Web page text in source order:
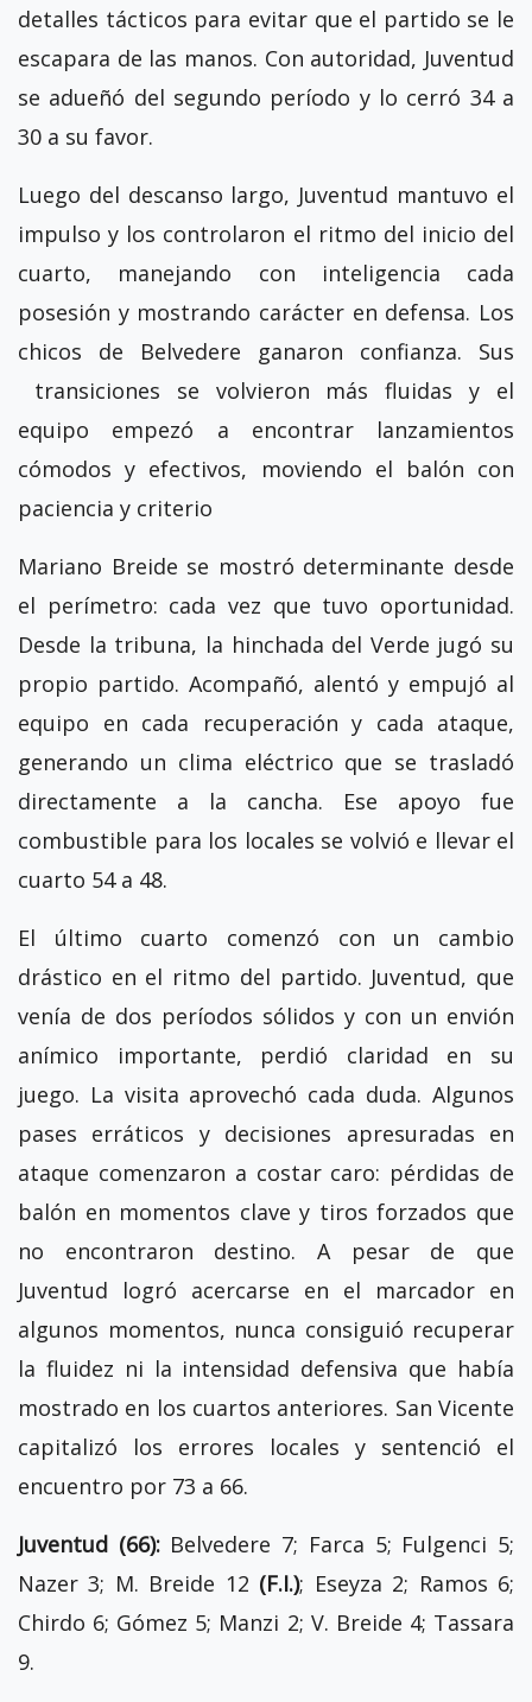
detalles tácticos para evitar que el partido se le
escapara de las manos. Con autoridad, Juventud
se adueñó del segundo período y lo cerró 34 a
30 a su favor.
Luego del descanso largo, Juventud mantuvo el
impulso y los controlaron el ritmo del inicio del
cuarto, manejando con inteligencia cada
posesión y mostrando carácter en defensa. Los
chicos de Belvedere ganaron confianza. Sus
transiciones se volvieron más fluidas y el
equipo empezó a encontrar lanzamientos
cómodos y efectivos, moviendo el balón con
paciencia y criterio
Mariano Breide se mostró determinante desde
el perímetro: cada vez que tuvo oportunidad.
Desde la tribuna, la hinchada del Verde jugó su
propio partido. Acompañó, alentó y empujó al
equipo en cada recuperación y cada ataque,
generando un clima eléctrico que se trasladó
directamente a la cancha. Ese apoyo fue
combustible para los locales se volvió e llevar el
cuarto 54 a 48.
El último cuarto comenzó con un cambio
drástico en el ritmo del partido. Juventud, que
venía de dos períodos sólidos y con un envión
anímico importante, perdió claridad en su
juego. La visita aprovechó cada duda. Algunos
pases erráticos y decisiones apresuradas en
ataque comenzaron a costar caro: pérdidas de
balón en momentos clave y tiros forzados que
no encontraron destino. A pesar de que
Juventud logró acercarse en el marcador en
algunos momentos, nunca consiguió recuperar
la fluidez ni la intensidad defensiva que había
mostrado en los cuartos anteriores. San Vicente
capitalizó los errores locales y sentenció el
encuentro por 73 a 66.
Juventud (66):Belvedere 7; Farca 5; Fulgenci 5;
Nazer 3; M. Breide 12 (F.I.); Eseyza 2; Ramos 6;
Chirdo 6; Gómez 5; Manzi 2; V. Breide 4; Tassara
9.